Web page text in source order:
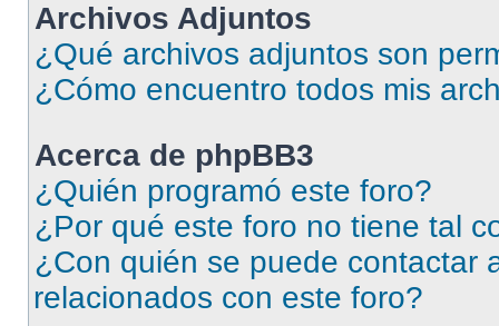
Archivos Adjuntos
¿Qué archivos adjuntos son
¿Cómo encuentro todos mis
Acerca de phpBB3
¿Quién programó este foro?
¿Por qué este foro no tiene tal
¿Con quién se puede contactar
relacionados con este foro?